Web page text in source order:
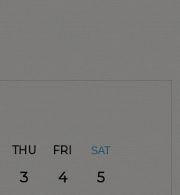
THU FRI SAT
3 4 5